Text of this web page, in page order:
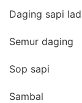
Daging sapi
Semur daging
Sop sapi
Sambal